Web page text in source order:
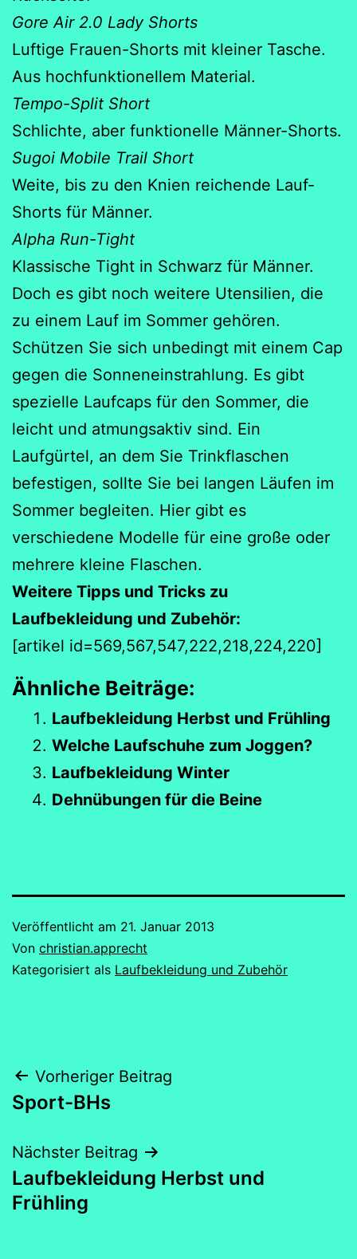
Gore Air 2.0 Lady Shorts
Luftige Frauen-Shorts mit kleiner Tasche.
Aus hochfunktionellem Material.
Tempo-Split Short
Schlichte, aber funktionelle Männer-Shorts.
Sugoi Mobile Trail Short
Weite, bis zu den Knien reichende Lauf-
Shorts für Männer.
Alpha Run-Tight
Klassische Tight in Schwarz für Männer.
Doch es gibt noch weitere Utensilien, die
zu einem Lauf im Sommer gehören.
Schützen Sie sich unbedingt mit einem Cap
gegen die Sonneneinstrahlung. Es gibt
spezielle Laufcaps für den Sommer, die
leicht und atmungsaktiv sind. Ein
Laufgürtel, an dem Sie Trinkflaschen
befestigen, sollte Sie bei langen Läufen im
Sommer begleiten. Hier gibt es
verschiedene Modelle für eine große oder
mehrere kleine Flaschen.
Weitere Tipps und Tricks zu
Laufbekleidung und Zubehör:
[artikel id=569,567,547,222,218,224,220]
Ähnliche Beiträge:
Laufbekleidung Herbst und Frühling
Welche Laufschuhe zum Joggen?
Laufbekleidung Winter
Dehnübungen für die Beine
Veröffentlicht am 21. Januar 2013
Von christian.apprecht
Kategorisiert als Laufbekleidung und Zubehör
Beitragsnavigation
Vorheriger Beitrag
Sport-BHs
Nächster Beitrag
Laufbekleidung Herbst und
Frühling